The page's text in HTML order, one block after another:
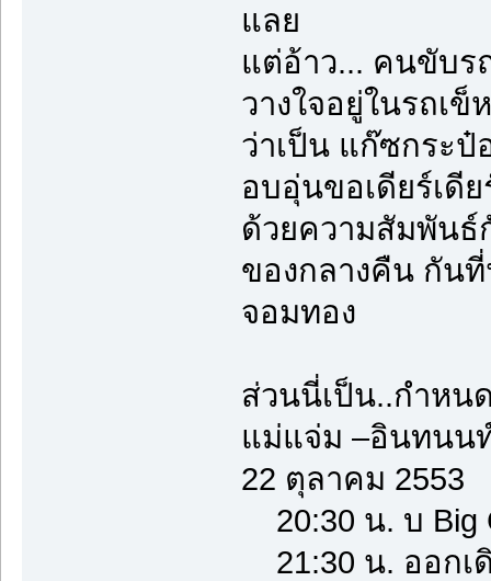
แลย
แต่อ้าว... คนขับร
วางใจอยู่ในรถเ
ว่าเป็น แก๊ซกระป๋
อบอุ่นขอเดียร์เดี
ด้วยความสัมพันธ์
ของกลางคืน กัน
จอมทอง
ส่วนนี่เป็น..กำหน
แม่แจ่ม –อินทนน
22 ตุลาคม 2553
20:30 น. บ Big
21:30 น. ออกเ